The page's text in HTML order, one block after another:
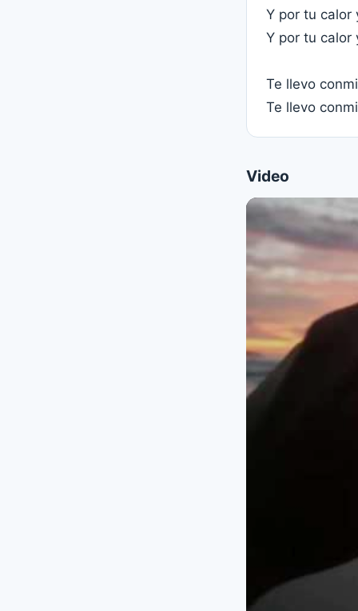
Y por tu calor
Y por tu calor
Te llevo
Te llevo
Video